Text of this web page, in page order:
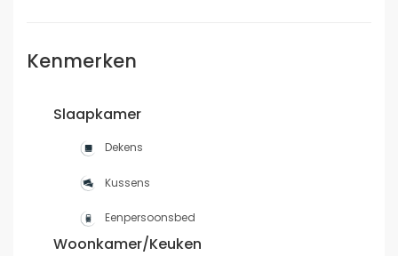
Kenmerken
Slaapkamer
Dekens
Kussens
Eenpersoonsbed
Woonkamer/Keuken